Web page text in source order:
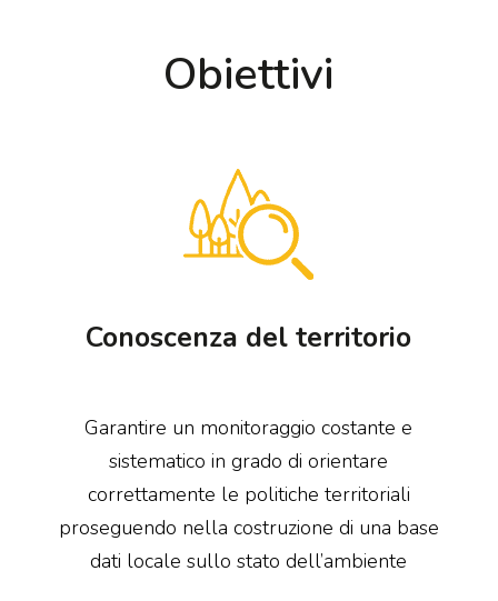
Obiettivi
Conoscenza del territorio
Garantire un monitoraggio costante e
sistematico in grado di orientare
correttamente le politiche territoriali
proseguendo nella costruzione di una base
dati locale sullo stato dell’ambiente